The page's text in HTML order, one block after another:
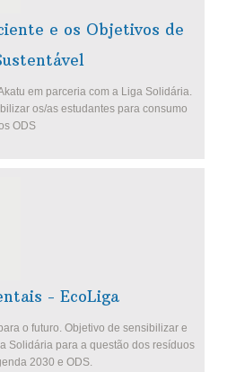
e os Objetivos de
em parceria com a Liga Solidária.
os/as estudantes para consumo
ODS
- EcoLiga
o futuro. Objetivo de sensibilizar e
Solidária para a questão dos resíduos
2030 e ODS.